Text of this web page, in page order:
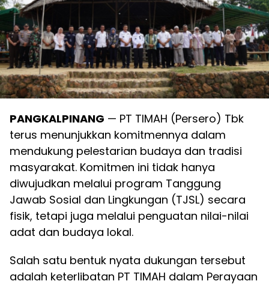
PANGKALPINANG — PT TIMAH (Persero) Tbk
terus menunjukkan komitmennya dalam
mendukung pelestarian budaya dan tradisi
masyarakat. Komitmen ini tidak hanya
diwujudkan melalui program Tanggung
Jawab Sosial dan Lingkungan (TJSL) secara
fisik, tetapi juga melalui penguatan nilai-nilai
adat dan budaya lokal.
Salah satu bentuk nyata dukungan tersebut
adalah keterlibatan PT TIMAH dalam Perayaan